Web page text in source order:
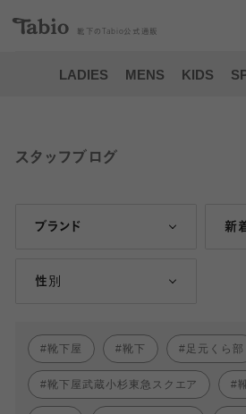
靴下の Tabio 公式通販
LADIES MENS KIDS
スタッフブログ
ブランド 新
性別
靴下屋 靴下 足元くら部
靴下屋武蔵小杉東急スクエア